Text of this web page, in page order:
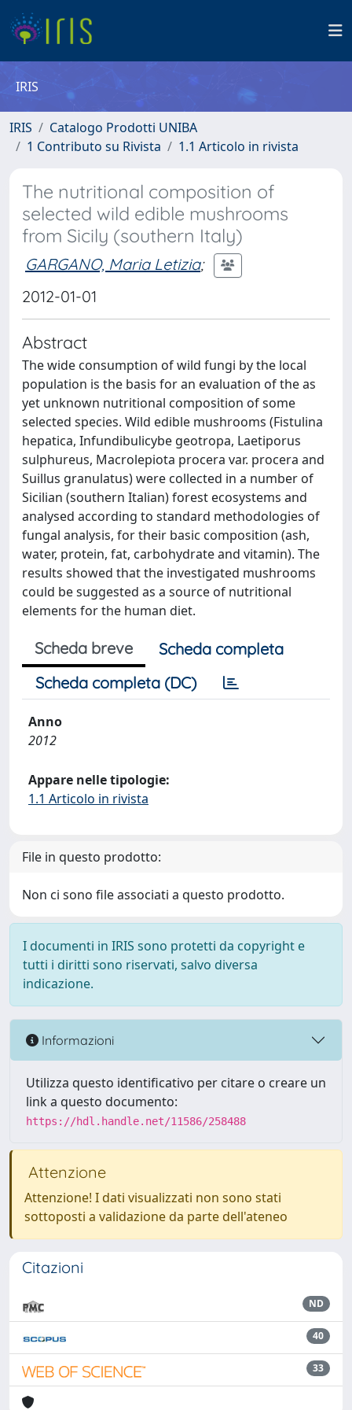
IRIS
IRIS
Catalogo Prodotti UNIBA
1 Contributo su Rivista
1.1 Articolo in rivista
The nutritional composition of
selected wild edible mushrooms
from Sicily (southern Italy)
GARGANO, Maria Letizia;
2012-01-01
Abstract
The wide consumption of wild fungi by the local
population is the basis for an evaluation of the as
yet unknown nutritional composition of some
selected species. Wild edible mushrooms (Fistulina
hepatica, Infundibulicybe geotropa, Laetiporus
sulphureus, Macrolepiota procera var. procera and
Suillus granulatus) were collected in a number of
Sicilian (southern Italian) forest ecosystems and
analysed according to standard methodologies of
fungal analysis, for their basic composition (ash,
water, protein, fat, carbohydrate and vitamin). The
results showed that the investigated mushrooms
could be suggested as a source of nutritional
elements for the human diet.
Scheda breve
Scheda completa
Scheda completa (DC)
Anno
2012
Appare nelle tipologie:
1.1 Articolo in rivista
File in questo prodotto:
Non ci sono file associati a questo prodotto.
I documenti in IRIS sono protetti da copyright e
tutti i diritti sono riservati, salvo diversa
indicazione.
Informazioni
Utilizza questo identificativo per citare o creare un
link a questo documento:
https://hdl.handle.net/11586/258488
Attenzione
Attenzione! I dati visualizzati non sono stati
sottoposti a validazione da parte dell'ateneo
Citazioni
ND
40
33